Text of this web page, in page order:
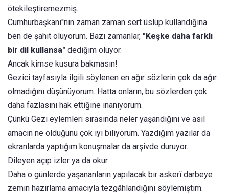
ötekileştiremezmiş.
Cumhurbaşkanı''nın zaman zaman sert üslup kullandığına
ben de şahit oluyorum. Bazı zamanlar, "Keşke daha farklı
bir dil kullansa" dediğim oluyor.
Ancak kimse kusura bakmasın!
Gezici tayfasıyla ilgili söylenen en ağır sözlerin çok da ağır
olmadığını düşünüyorum. Hatta onların, bu sözlerden çok
daha fazlasını hak ettiğine inanıyorum.
Çünkü Gezi eylemleri sırasında neler yaşandığını ve asıl
amacın ne olduğunu çok iyi biliyorum. Yazdığım yazılar da
ekranlarda yaptığım konuşmalar da arşivde duruyor.
Dileyen açıp izler ya da okur.
Daha o günlerde yaşananların yapılacak bir askerî darbeye
zemin hazırlama amacıyla tezgâhlandığını söylemiştim.